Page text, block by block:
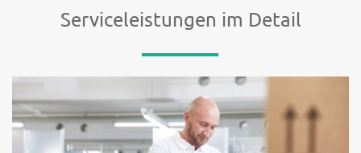
Serviceleistungen im Detail